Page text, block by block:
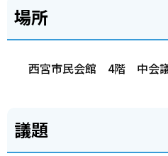
場所
西宮市民会館 4階 中会
議題